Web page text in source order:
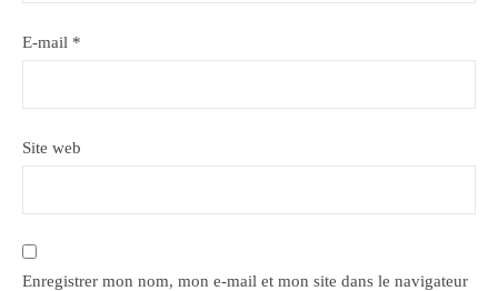
E-mail *
Site web
Enregistrer mon nom, mon e-mail et mon site dans le navigateur